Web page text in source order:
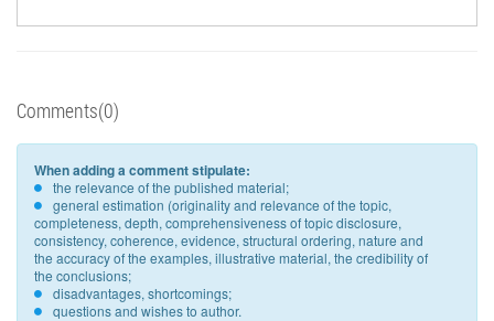
Comments(0)
When adding a comment stipulate:
the relevance of the published material;
general estimation (originality and relevance of the topic,
completeness, depth, comprehensiveness of topic disclosure,
consistency, coherence, evidence, structural ordering, nature and
the accuracy of the examples, illustrative material, the credibility of
the conclusions;
disadvantages, shortcomings;
questions and wishes to author.